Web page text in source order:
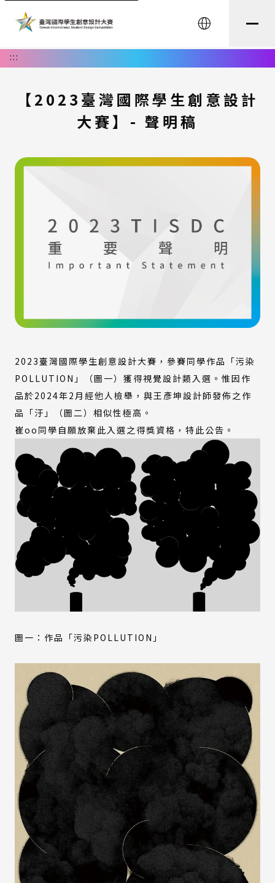
English
:::
【2023臺灣國際學生創意設計
大賽】- 聲明稿
2023臺灣國際學生創意設計大賽，參賽同學作品「污染
POLLUTION」（圖一）獲得視覺設計類入選。惟因作
品於2024年2月經他人檢舉，與王彥坤設計師發佈之作
品「汙」（圖二）相似性極高。
崔oo同學自願放棄此入選之得獎資格，特此公告。
圖一：作品「污染POLLUTION」